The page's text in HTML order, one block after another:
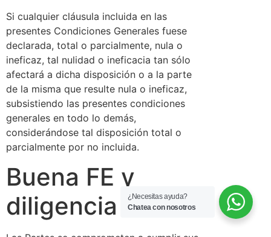
Si cualquier cláusula incluida en las
presentes Condiciones Generales fuese
declarada, total o parcialmente, nula o
ineficaz, tal nulidad o ineficacia tan sólo
afectará a dicha disposición o a la parte
de la misma que resulte nula o ineficaz,
subsistiendo las presentes condiciones
generales en todo lo demás,
considerándose tal disposición total o
parcialmente por no incluida.
Buena FE y
diligencia
¿Necesitas ayuda?
Chatea con nosotros